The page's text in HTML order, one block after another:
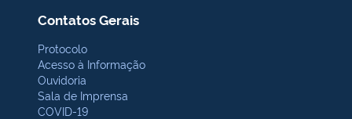
Contatos Gerais
Protocolo
Acesso à Informação
Ouvidoria
Sala de Imprensa
COVID-19